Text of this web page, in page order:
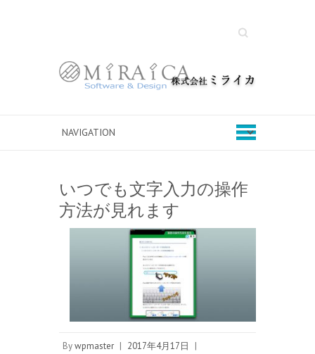
Search
いつでも文字入力の操作
方法が見れます
Bywpmaster | 2017年4月17日 |